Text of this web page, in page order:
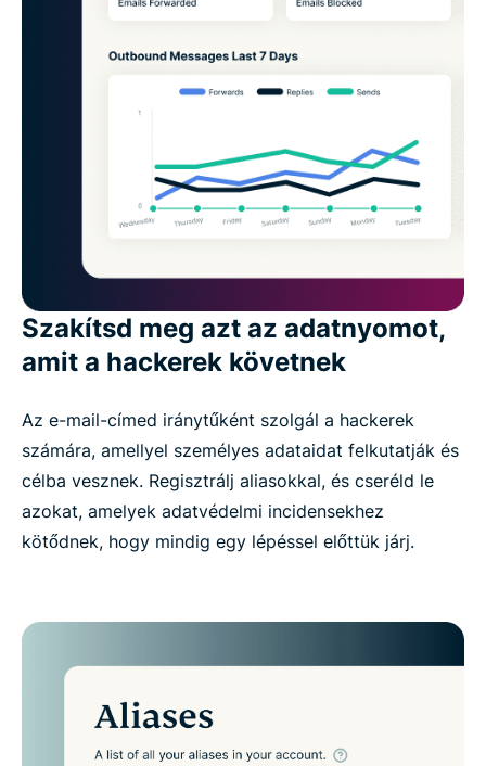
Szakítsd meg azt az adatnyomot,
amit a hackerek követnek
Az e-mail-címed iránytűként szolgál a hackerek
számára, amellyel személyes adataidat felkutatják és
célba vesznek. Regisztrálj aliasokkal, és cseréld le
azokat, amelyek adatvédelmi incidensekhez
kötődnek, hogy mindig egy lépéssel előttük járj.